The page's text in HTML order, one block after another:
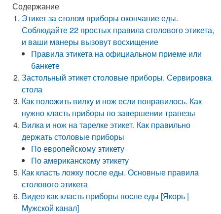
Содержание
Этикет за столом приборы окончание еды.
Соблюдайте 22 простых правила столового этикета,
и ваши манеры вызовут восхищение
Правила этикета на официальном приеме или
банкете
Застольный этикет столовые приборы. Сервировка
стола
Как положить вилку и нож если понравилось. Как
нужно класть приборы по завершении трапезы
Вилка и нож на тарелке этикет. Как правильно
держать столовые приборы
По европейскому этикету
По американскому этикету
Как класть ложку после еды. Основные правила
столового этикета
Видео как класть приборы после еды [Якорь |
Мужской канал]